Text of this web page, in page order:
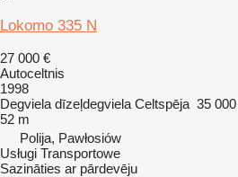
Lokomo 335 N
27 000 €
Autoceltnis
1998
Degviela dīzeļdegviela Celtspēja 35
52 m
Polija, Pawłosiów
Usługi Transportowe
Sazināties ar pārdevēju